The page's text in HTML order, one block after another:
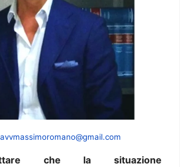
avvmassimoromano@gmail.com
che la situazione